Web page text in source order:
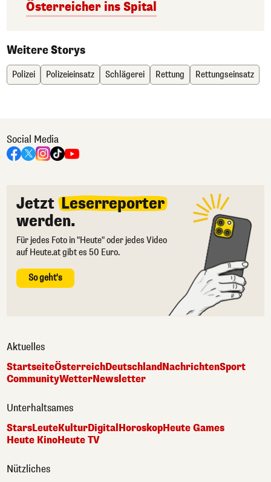
Österreicher ins Spital
Weitere Storys
Polizei Polizeieinsatz Schlägerei Rettung Rettungseinsatz
Social Media
Jetzt Leserreporter
werden.
Für jedes Foto in "Heute" oder jedes Video
auf Heute.at gibt es 50 Euro.
So geht's
Aktuelles
StartseiteÖsterreichDeutschlandNachrichtenSport
CommunityWetterNewsletter
Unterhaltsames
StarsLeuteKulturDigitalHoroskopHeute Games
Heute KinoHeute TV
Nützliches